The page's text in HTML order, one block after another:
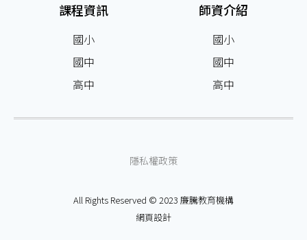
課程資訊
國小
國中
高中
師資介紹
國小
國中
高中
隱私權政策
All Rights Reserved © 2023 廉騰教育機構
網頁設計